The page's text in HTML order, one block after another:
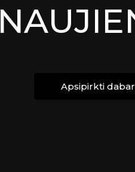
Apsipirkti dabar